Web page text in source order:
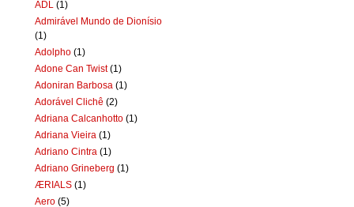
ADL (1)
Admirável Mundo de Dionísio
(1)
Adolpho (1)
Adone Can Twist (1)
Adoniran Barbosa (1)
Adorável Clichê (2)
Adriana Calcanhotto (1)
Adriana Vieira (1)
Adriano Cintra (1)
Adriano Grineberg (1)
ÆRIALS (1)
Aero (5)